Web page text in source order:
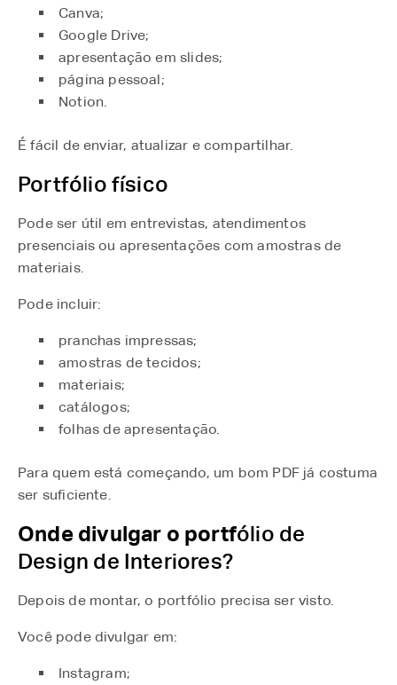
Canva;
Google Drive;
apresentação em slides;
página pessoal;
Notion.
É fácil de enviar, atualizar e compartilhar.
Portfólio físico
Pode ser útil em entrevistas, atendimentos
presenciais ou apresentações com amostras de
materiais.
Pode incluir:
pranchas impressas;
amostras de tecidos;
materiais;
catálogos;
folhas de apresentação.
Para quem está começando, um bom PDF já costuma
ser suficiente.
Onde divulgar o portfólio de
Design de Interiores?
Depois de montar, o portfólio precisa ser visto.
Você pode divulgar em:
Instagram;